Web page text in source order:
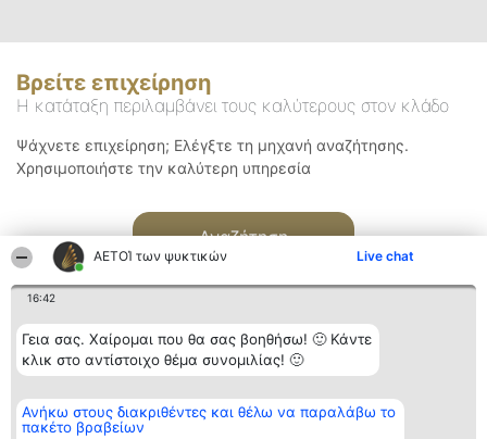
ΑΕΤΟΊ των ψυκτικών Live chat
16:42
Γεια σας. Χαίρομαι που θα σας βοηθήσω! 🙂 Κάντε
κλικ στο αντίστοιχο θέμα συνομιλίας! 🙂
Ανήκω στους διακριθέντες και θέλω να παραλάβω το
πακέτο βραβείων
Βρείτε επιχείρηση
Η κατάταξη περιλαμβάνει τους καλύτερους στον κλάδο
Ψάχνετε επιχείρηση; Ελέγξτε τη μηχανή αναζήτησης.
Χρησιμοποιήστε την καλύτερη υπηρεσία
Αναζήτηση
Διοργανωτής της
κατάταξης
BEAUTIFUL COMPANY
Κατάταξη
Διακριθέντες
Επικοινωνία
Επικοινωνία